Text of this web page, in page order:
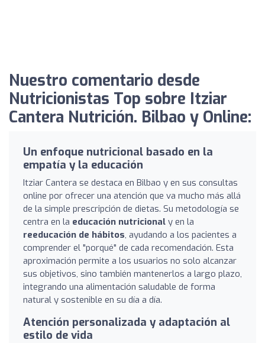
Nuestro comentario desde
Nutricionistas Top sobre Itziar
Cantera Nutrición. Bilbao y Online:
Un enfoque nutricional basado en la
empatía y la educación
Itziar Cantera se destaca en Bilbao y en sus consultas
online por ofrecer una atención que va mucho más allá
de la simple prescripción de dietas. Su metodología se
centra en la educación nutricional y en la
reeducación de hábitos, ayudando a los pacientes a
comprender el "porqué" de cada recomendación. Esta
aproximación permite a los usuarios no solo alcanzar
sus objetivos, sino también mantenerlos a largo plazo,
integrando una alimentación saludable de forma
natural y sostenible en su día a día.
Atención personalizada y adaptación al
estilo de vida